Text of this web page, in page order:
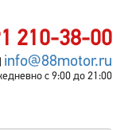
210-38-00
info@88motor.ru
с 9:00 до 21:00